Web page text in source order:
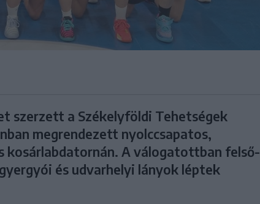
szerzett a Székelyföldi Tehetségek
megrendezett nyolccsapatos,
kosárlabdatornán. A válogatottban felső-
és udvarhelyi lányok léptek